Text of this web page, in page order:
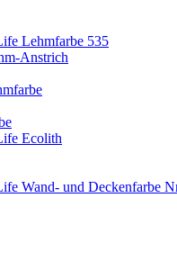
Lehmfarbe 535
Anstrich
Ecolith
Wand- und Deckenfarbe